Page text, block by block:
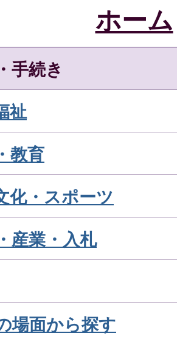
ホーム
手続き
祉
教育
化・スポーツ
産業・入札
場面から探す